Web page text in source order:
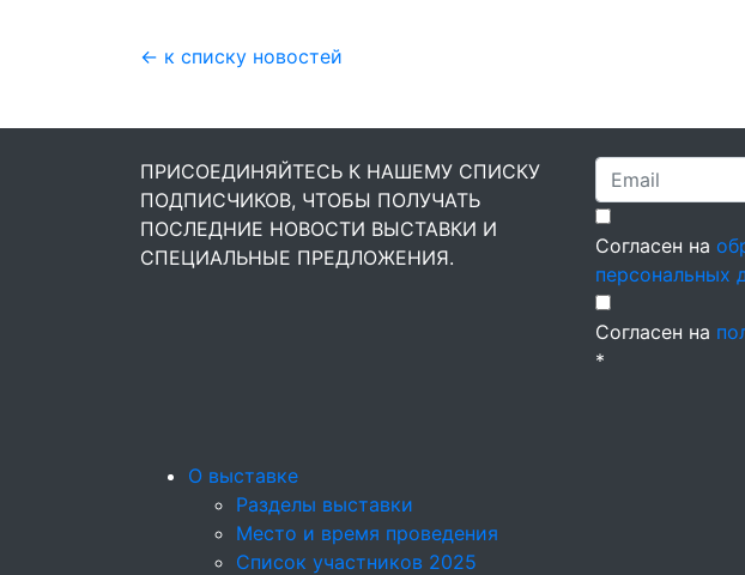
← к списку новостей
ПРИСОЕДИНЯЙТЕСЬ К НАШЕМУ СПИСКУ
ПОДПИСЧИКОВ, ЧТОБЫ ПОЛУЧАТЬ
ПОСЛЕДНИЕ НОВОСТИ ВЫСТАВКИ И
СПЕЦИАЛЬНЫЕ ПРЕДЛОЖЕНИЯ.
Согласен на
персональных
Согласен на
*
О выставке
Разделы выставки
Место и время проведения
Список участников 2025